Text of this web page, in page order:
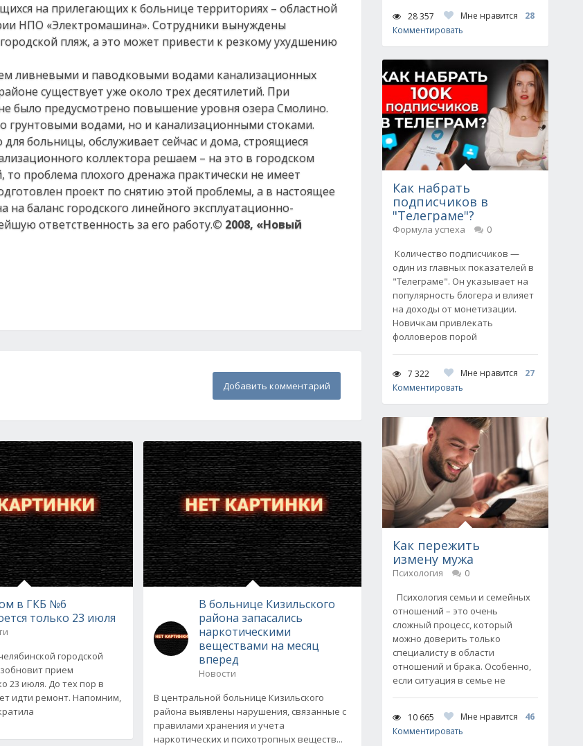
на прилегающих к больнице территориях – областной
НПО «Электромашина». Сотрудники вынуждены
пляж, а это может привести к резкому ухудшению
ливневыми и паводковыми водами канализационных
существует уже около трех десятилетий. При
было предусмотрено повышение уровня озера Смолино.
грунтовыми водами, но и канализационными стоками.
больницы, обслуживает сейчас и дома, строящиеся
коллектора решаем – на это в городском
проблема плохого дренажа практически не имеет
проект по снятию этой проблемы, а в настоящее
на баланс городского линейного эксплуатационно-
ответственность за его работу.© 2008, «Новый
Добавить комментарий
в ГКБ №6
только 23 июля
городской
прием
23 июля. До тех пор в
идти ремонт. Напомним,
В больнице Кизильского
района запасались
наркотическими
веществами на месяц
вперед
Новости
В центральной больнице Кизильского
района выявлены нарушения, связанные с
правилами хранения и учета
наркотических и психотропных веществ...
28 357 Мне нравится
28
Комментировать
Как набрать
подписчиков в
"Телеграме"?
Формула успеха
0
Количество подписчиков —
один из главных показателей в
"Телеграме". Он указывает на
популярность блогера и влияет
на доходы от монетизации.
Новичкам привлекать
фолловеров порой
7 322 Мне нравится
27
Комментировать
Как пережить
измену мужа
Психология
0
Психология семьи и семейных
отношений – это очень
сложный процесс, который
можно доверить только
специалисту в области
отношений и брака. Особенно,
если ситуация в семье не
10 665 Мне нравится
46
Комментировать